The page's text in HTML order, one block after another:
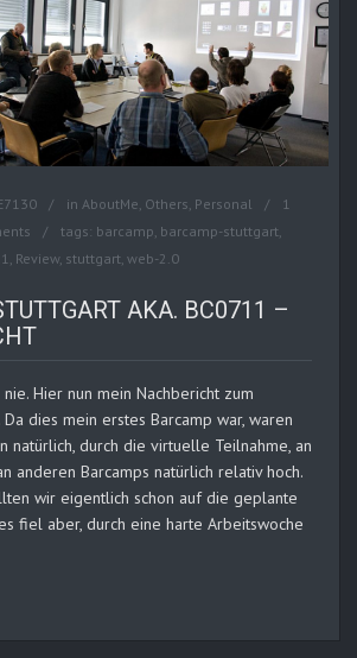
in AboutMe, Others, Personal
1
tags: barcamp, barcamp-stuttgart,
, Review, stuttgart, web-2.0
AKA. BC0711 –
Hier nun mein Nachbericht zum
dies mein erstes Barcamp war, waren
natürlich, durch die virtuelle Teilnahme, an
anderen Barcamps natürlich relativ hoch.
wir eigentlich schon auf die geplante
fiel aber, durch eine harte Arbeitswoche